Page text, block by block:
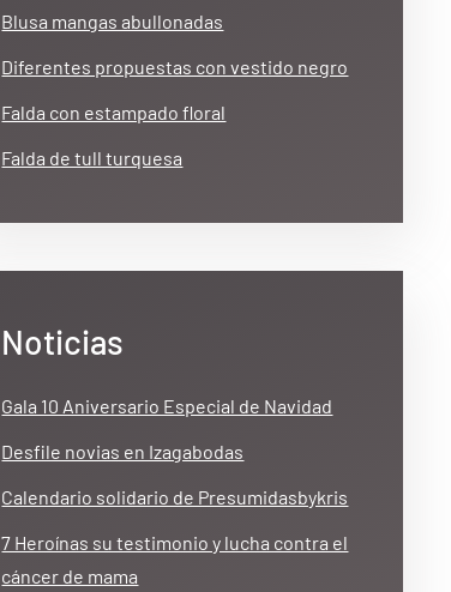
Blusa mangas abullonadas
Diferentes propuestas con vestido negro
Falda con estampado floral
Falda de tull turquesa
Noticias
Gala 10 Aniversario Especial de Navidad
Desfile novias en Izagabodas
Calendario solidario de Presumidasbykris
7 Heroínas su testimonio y lucha contra el
cáncer de mama